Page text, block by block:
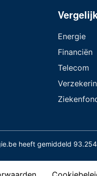
Energie
Financiën
Telecom
heeft gemiddeld